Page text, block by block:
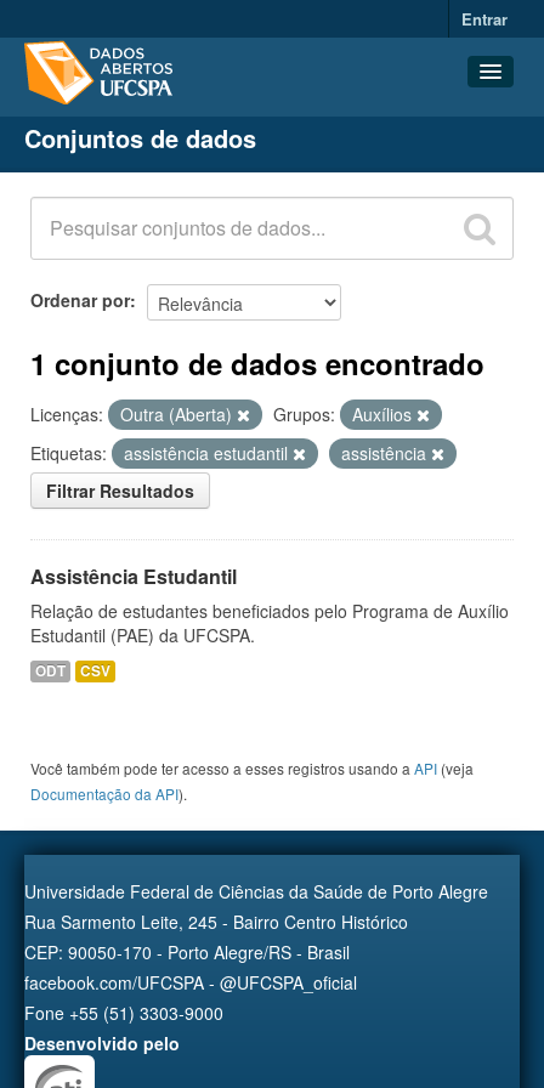
Entrar
Conjuntos de dados
Organizações
Grupos
Sobre
Conjuntos de dados
Ordenar por
1 conjunto de dados encontrado
Licenças: Outra (Aberta) Grupos:
Auxílios
Etiquetas:
assistência estudantil
assistência
Filtrar Resultados
Assistência Estudantil
Relação de estudantes beneficiados pelo Programa de Auxílio
Estudantil (PAE) da UFCSPA.
ODT CSV
Você também pode ter acesso a esses registros usando a API (veja
Documentação da API).
Universidade Federal de Ciências da Saúde de Porto Alegre
Rua Sarmento Leite, 245 - Bairro Centro Histórico
CEP: 90050-170 - Porto Alegre/RS - Brasil
facebook.com/UFCSPA - @UFCSPA_oficial
Fone +55 (51) 3303-9000
Desenvolvido pelo